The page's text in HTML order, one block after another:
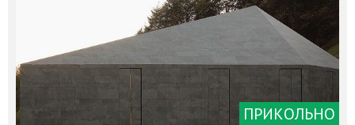
ПРИКОЛЬНО